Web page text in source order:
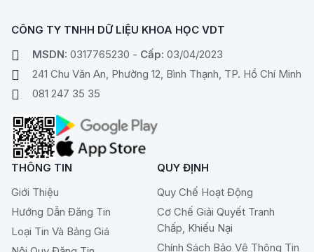
CÔNG TY TNHH DỮ LIỆU KHOA HỌC VDT
MSDN: 0317765230 - Cấp: 03/04/2023
241 Chu Văn An, Phường 12, Bình Thạnh, TP. Hồ Chí Minh
081 247 35 35
THÔNG TIN
Giới Thiệu
Hướng Dẫn Đăng Tin
Loại Tin Và Bảng Giá
QUY ĐỊNH
Quy Chế Hoạt Động
Cơ Chế Giải Quyết Tranh
Chấp, Khiếu Nại
Chính Sách Bảo Vệ Thông Tin